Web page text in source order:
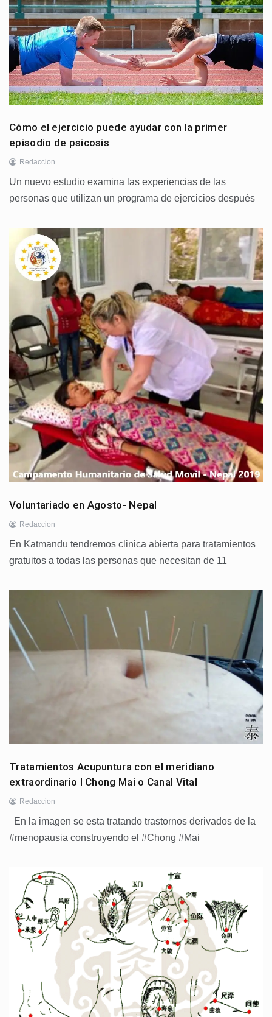
Cómo el ejercicio puede ayudar con la primer
episodio de psicosis
Redaccion
Un nuevo estudio examina las experiencias de las
personas que utilizan un programa de ejercicios después
Voluntariado en Agosto- Nepal
Redaccion
En Katmandu tendremos clinica abierta para tratamientos
gratuitos a todas las personas que necesitan de 11
Tratamientos Acupuntura con el meridiano
extraordinario l Chong Mai o Canal Vital
Redaccion
En la imagen se esta tratando trastornos derivados de la
#menopausia construyendo el #Chong #Mai